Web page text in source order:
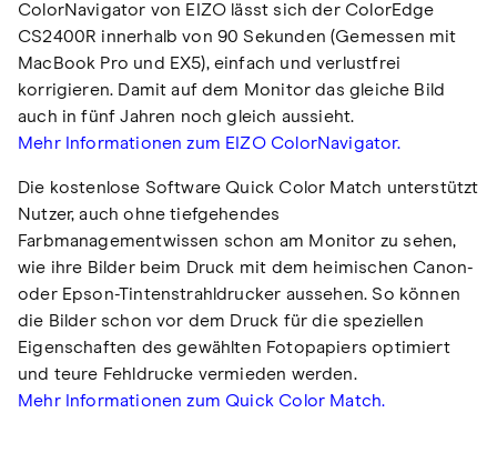
ColorNavigator von EIZO lässt sich der ColorEdge
CS2400R innerhalb von 90 Sekunden (Gemessen mit
MacBook Pro und EX5), einfach und verlustfrei
korrigieren. Damit auf dem Monitor das gleiche Bild
auch in fünf Jahren noch gleich aussieht.
Mehr Informationen zum EIZO ColorNavigator.
Die kostenlose Software Quick Color Match unterstützt
Nutzer, auch ohne tiefgehendes
Farbmanagementwissen schon am Monitor zu sehen,
wie ihre Bilder beim Druck mit dem heimischen Canon-
oder Epson-Tintenstrahldrucker aussehen. So können
die Bilder schon vor dem Druck für die speziellen
Eigenschaften des gewählten Fotopapiers optimiert
und teure Fehldrucke vermieden werden.
Mehr Informationen zum Quick Color Match.